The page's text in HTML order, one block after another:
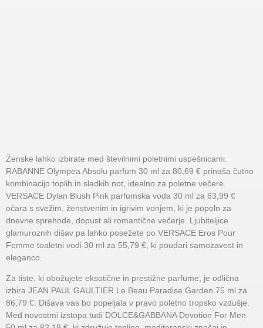
Ženske lahko izbirate med številnimi poletnimi uspešnicami.
RABANNE Olympea Absolu parfum 30 ml za 80,69 € prinaša čutno
kombinacijo toplih in sladkih not, idealno za poletne večere.
VERSACE Dylan Blush Pink parfumska voda 30 ml za 63,99 €
očara s svežim, ženstvenim in igrivim vonjem, ki je popoln za
dnevne sprehode, dopust ali romantične večerje. Ljubiteljice
glamuroznih dišav pa lahko posežete po VERSACE Eros Pour
Femme toaletni vodi 30 ml za 55,79 €, ki poudari samozavest in
eleganco.
Za tiste, ki obožujete eksotične in prestižne parfume, je odlična
izbira JEAN PAUL GAULTIER Le Beau Paradise Garden 75 ml za
86,79 €. Dišava vas bo popeljala v pravo poletno tropsko vzdušje.
Med novostmi izstopa tudi DOLCE&GABBANA Devotion For Men